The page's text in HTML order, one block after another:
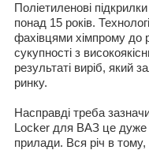
Поліетиленові підкрилки
понад 15 років.
фахівцями хімпрому до
сукупності з
результаті виріб, який
ринку.
Насправді треба
Locker для ВАЗ це дуже
прилади. Вся річ в